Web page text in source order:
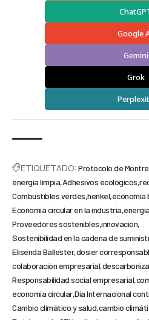
Google
Gemini
Grok
ETIQUETADO: Protocolo de
energía limpia Adhesivos ecológicos
Combustibles verdes henkel economía
Economía circular en la industria
Proveedores sostenibles innovacion
Sostenibilidad en la cadena de
Elisenda Ballester dosier
colaboración empresarial
Responsabilidad social empresarial
economía circular Día Internacional
Cambio climático y salud cambio